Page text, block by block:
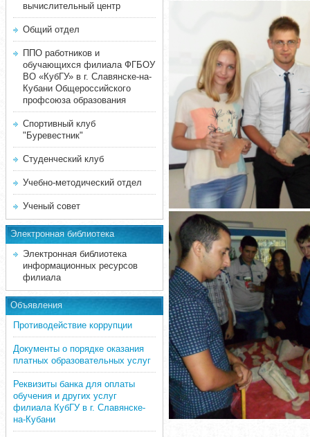
вычислительный центр
Общий отдел
ППО работников и
обучающихся филиала ФГБОУ
ВО «КубГУ» в г. Славянске-на-
Кубани Общероссийского
профсоюза образования
Спортивный клуб
"Буревестник"
Студенческий клуб
Учебно-методический отдел
Ученый совет
Электронная библиотека
Электронная библиотека
информационных ресурсов
филиала
Объявления
Противодействие коррупции
Документы о порядке оказания
платных образовательных услуг
Реквизиты банка для оплаты
обучения и других услуг
филиала КубГУ в г. Славянске-
на-Кубани